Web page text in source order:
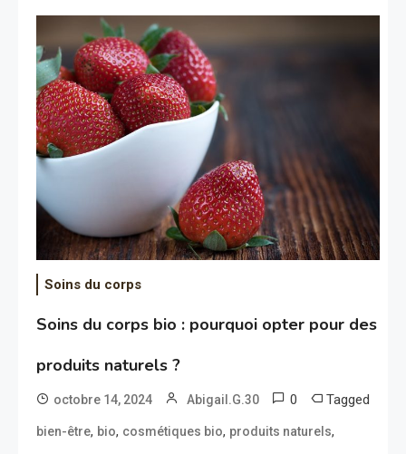
Soins du corps
Soins du corps bio : pourquoi opter pour des
produits naturels ?
octobre 14, 2024 Abigail.G.30 0 Tagged
bien-être, bio, cosmétiques bio, produits naturels,